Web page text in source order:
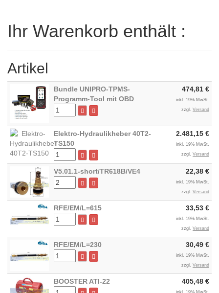
Ihr Warenkorb enthält :
Artikel
Bundle UNIPRO-TPMS-
Programm-Tool mit OBD
474,81 €
inkl. 19% MwSt.
zzgl. Versand
Elektro-Hydraulikheber 40T2-
TS150
2.481,15 €
inkl. 19% MwSt.
zzgl. Versand
V5.01.1-short/TR618B/VE4 22,38 €
inkl. 19% MwSt.
zzgl. Versand
RFE/EM/L=615 33,53 €
inkl. 19% MwSt.
zzgl. Versand
RFE/EM/L=230 30,49 €
inkl. 19% MwSt.
zzgl. Versand
BOOSTER ATI-22 405,48 €
inkl. 19% MwSt.